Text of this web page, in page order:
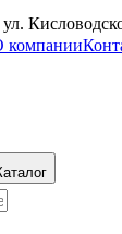
компании